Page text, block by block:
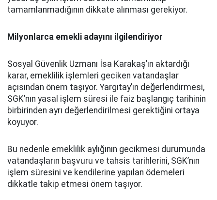
tamamlanmadığının dikkate alınması gerekiyor.
Milyonlarca emekli adayını ilgilendiriyor
Sosyal Güvenlik Uzmanı İsa Karakaş’ın aktardığı
karar, emeklilik işlemleri geciken vatandaşlar
açısından önem taşıyor. Yargıtay’ın değerlendirmesi,
SGK’nın yasal işlem süresi ile faiz başlangıç tarihinin
birbirinden ayrı değerlendirilmesi gerektiğini ortaya
koyuyor.
Bu nedenle emeklilik aylığının gecikmesi durumunda
vatandaşların başvuru ve tahsis tarihlerini, SGK’nın
işlem süresini ve kendilerine yapılan ödemeleri
dikkatle takip etmesi önem taşıyor.